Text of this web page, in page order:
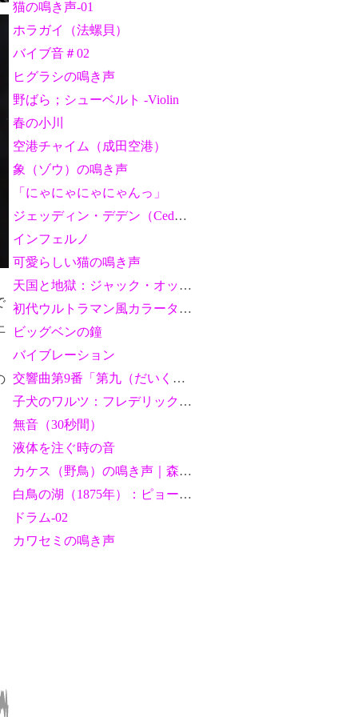
猫の鳴き声-01
ホラガイ（法螺貝）
バイブ音＃02
ヒグラシの鳴き声
野ばら；シューベルト -Violin
春の小川
空港チャイム（成田空港）
象（ゾウ）の鳴き声
「にゃにゃにゃにゃんっ」
ジェッディン・デデン（Ceddin Deden）
インフェルノ
可愛らしい猫の鳴き声
天国と地獄：ジャック・オッフェンバック
初代ウルトラマン風カラータイマー音
ビッグベンの鐘
バイブレーション
交響曲第9番「第九（だいく）」：ベートーヴェン
子犬のワルツ：フレデリック・ショパン
無音（30秒間）
液体を注ぐ時の音
カケス（野鳥）の鳴き声｜森の賑やかな声
白鳥の湖（1875年）：ピョートル・チャイコフスキー
ドラム-02
カワセミの鳴き声